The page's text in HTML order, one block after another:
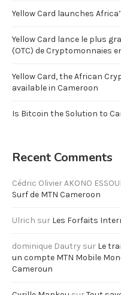
Yellow Card launches
Yellow Card lance le plus
(OTC) de Cryptomonnaies
Yellow Card, the African
available in Cameroon
Is Bitcoin the Solution to
Recent Comments
Cédric Olivier AKONO
Surf de MTN Cameroon
Ulrich sur Les Forfaits
dominique Dautry sur Le
un compte MTN Mobile
Cameroun